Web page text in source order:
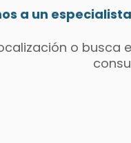
a un
o busca